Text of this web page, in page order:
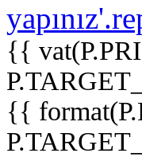
{{
{{